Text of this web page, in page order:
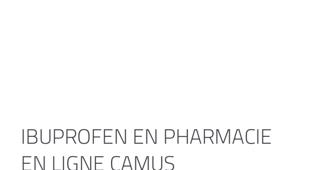
IBUPROFEN EN PHARMACIE